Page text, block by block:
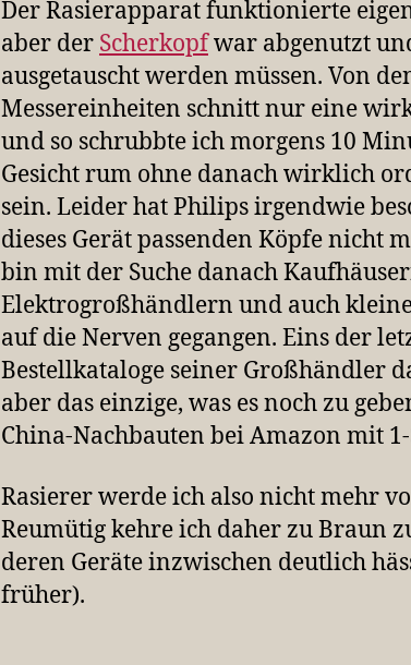
Der Rasierapparat funktionierte
aber der Scherkopfwar abgenutzt
ausgetauscht werden müssen. Von
Messereinheiten schnitt nur eine
und so schrubbte ich morgens 10
Gesicht rum ohne danach wirklich
sein. Leider hat Philips irgendwie
dieses Gerät passenden Köpfe nicht
bin mit der Suche danach
Elektrogroßhändlern und auch
auf die Nerven gegangen. Eins der
Bestellkataloge seiner Großhändler
aber das einzige, was es noch zu
China-Nachbauten bei Amazon mit
Rasierer werde ich also nicht mehr
Reumütig kehre ich daher zu Braun
deren Geräte inzwischen deutlich
früher).